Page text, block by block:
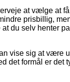
at vælge at
prisbillig,
du selv henter
vise sig at være
det formål er